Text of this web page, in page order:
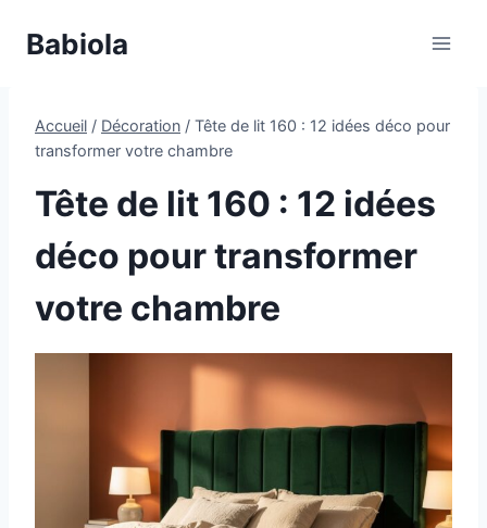
Babiola
Accueil / Décoration / Tête de lit 160 : 12 idées déco pour
transformer votre chambre
Tête de lit 160 : 12 idées
déco pour transformer
votre chambre